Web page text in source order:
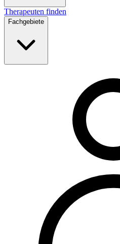
Therapeuten finden
Fachgebiete